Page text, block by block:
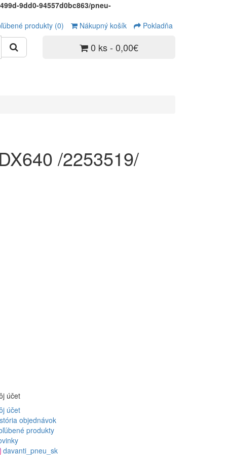
9dd0-94557d0bc863/pneu-
produkty (0) Nákupný košík Pokladňa
0 ks - 0,00€
/2253519/
účet
účet
objednávok
produkty
davanti_pneu_sk